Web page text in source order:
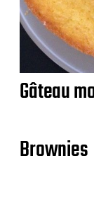
Gâteau
Brownies